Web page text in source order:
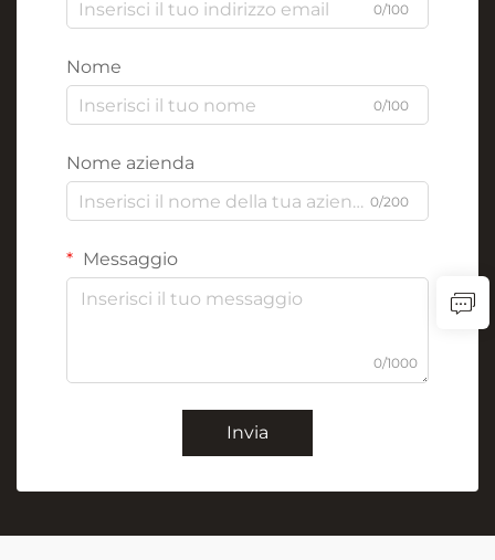
0/100
Nome
0/100
Nome azienda
0/200
Messaggio
0/1000
Invia